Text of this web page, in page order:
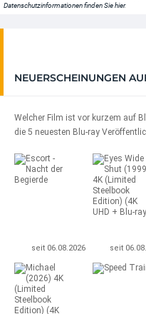
Datenschutzinformationen finden Sie hier.
NEUERSCHEINUNGEN
Welcher Film ist vor kurzem auf
die 5 neuesten Blu-ray
seit 06.08.2026 seit